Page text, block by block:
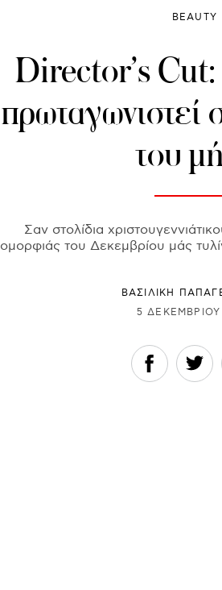
BEAUTY
Director’s
πρωταγωνιστεί
του
Σαν στολίδια
ομορφιάς του Δεκεμβρίου μάς
ΒΑΣΙΛΙΚΗ
5 ΔΕΚΕΜΒΡΊΟΥ